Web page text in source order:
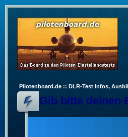
Pilotenboard.de :: DLR-Test Infos,
Gib bitte deinen